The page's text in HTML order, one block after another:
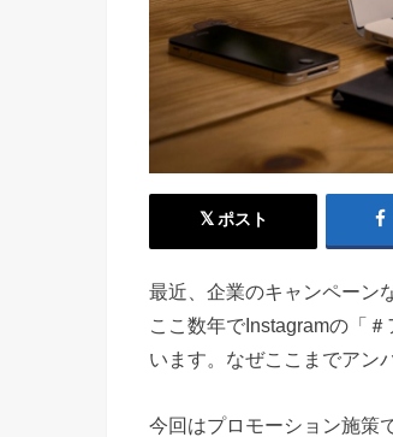
ポスト
最近、企業のキャンペーン
ここ数年でInstagramの「
います。なぜここまでアン
今回はプロモーション施策